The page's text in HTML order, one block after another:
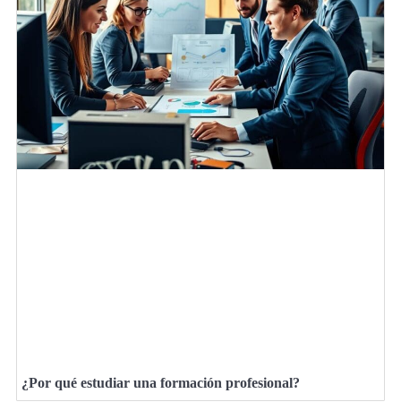
¿Por qué estudiar una formación profesional?